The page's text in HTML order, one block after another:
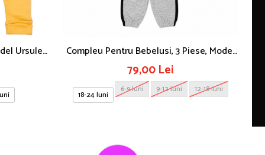
Ursulet,
Compleu Pentru Bebelusi, 3 Piese, Model
Alo
79,00 Lei
18-24 luni
6-9 luni 9-12 luni 12-18 luni